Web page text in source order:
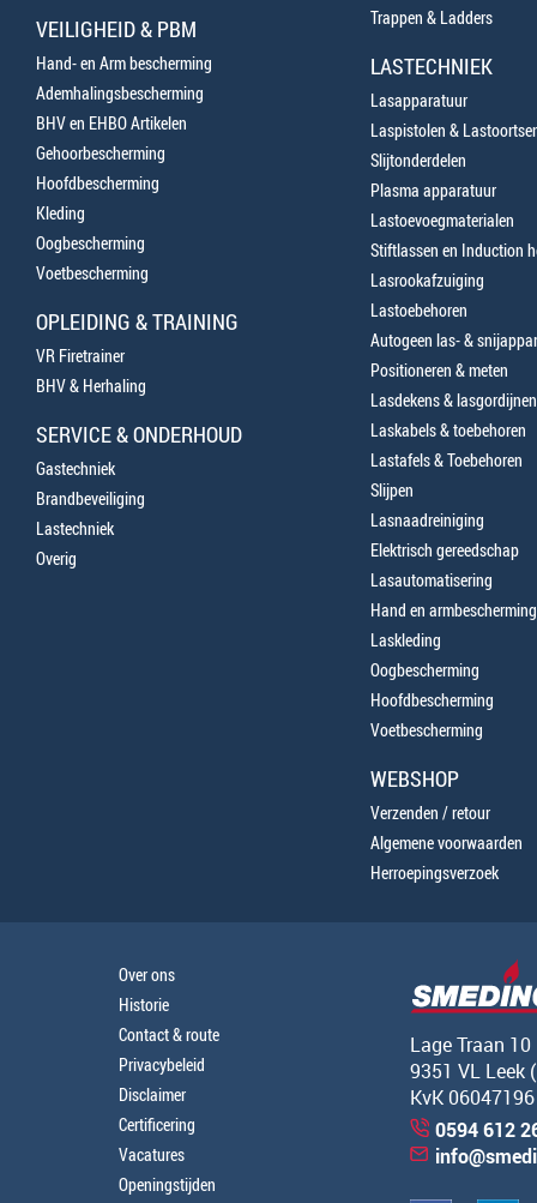
VEILIGHEID & PBM
Hand- en Arm bescherming
Ademhalingsbescherming
BHV en EHBO Artikelen
Gehoorbescherming
Hoofdbescherming
Kleding
Oogbescherming
Voetbescherming
OPLEIDING & TRAINING
VR Firetrainer
BHV & Herhaling
SERVICE & ONDERHOUD
Gastechniek
Brandbeveiliging
Lastechniek
Overig
Trappen & Ladders
LASTECHNIEK
Lasapparatuur
Laspistolen &
Slijtonderdelen
Plasma apparatuur
Lastoevoegmaterialen
Stiftlassen en Induction
Lasrookafzuiging
Lastoebehoren
Autogeen las- &
Positioneren & meten
Lasdekens & lasgordijnen
Laskabels & toebehoren
Lastafels & Toebehoren
Slijpen
Lasnaadreiniging
Elektrisch gereedschap
Lasautomatisering
Hand en armbescherming
Laskleding
Oogbescherming
Hoofdbescherming
Voetbescherming
WEBSHOP
Verzenden / retour
Algemene voorwaarden
Herroepingsverzoek
Over ons
Historie
Contact & route
Privacybeleid
Disclaimer
Certificering
Vacatures
Openingstijden
Lage Traan 10
9351 VL Leek
KvK 06047196
0594 612